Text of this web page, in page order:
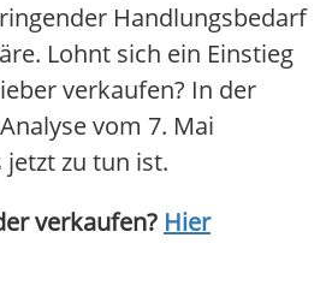
Handlungsbedarf
Lohnt sich ein Einstieg
verkaufen? In der
vom 7. Mai
jetzt zu tun ist.
verkaufen? Hier